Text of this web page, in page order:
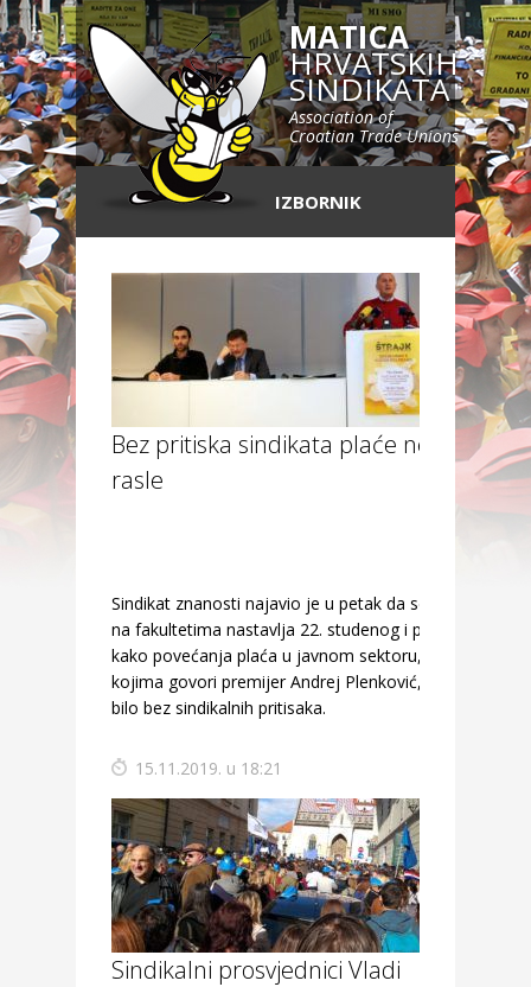
MATICA
HRVATSKIH
SINDIKATA
Association of
Croatian Trade Unions
IZBORNIK
Bez pritiska sindikata plaće ne bi
rasle
Sindikat znanosti najavio je u petak da se štrajk
na fakultetima nastavlja 22. studenog i poručio
kako povećanja plaća u javnom sektoru, o
kojima govori premijer Andrej Plenković, ne bi
bilo bez sindikalnih pritisaka.
15.11.2019. u 18:21
Sindikalni prosvjednici Vladi